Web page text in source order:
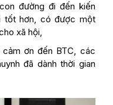
đường đi đến kiến
tốt hơn, có được một
xã hội,
ơn đến BTC, các
đã dành thời gian